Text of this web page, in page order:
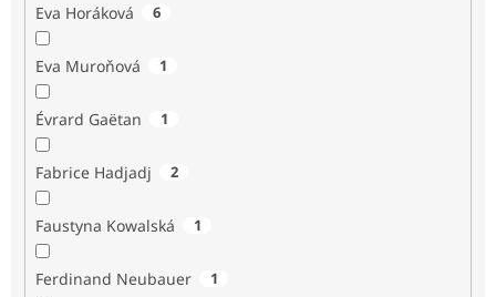
Eva Horáková 6
Eva Muroňová 1
Évrard Gaëtan 1
Fabrice Hadjadj 2
Faustyna Kowalská 1
Ferdinand Neubauer 1